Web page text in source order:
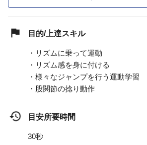
目的/上達スキル
・リズムに乗って運動
・リズム感を身に付ける
・様々なジャンプを行う運動学習
・股関節の捻り動作
目安所要時間
30秒